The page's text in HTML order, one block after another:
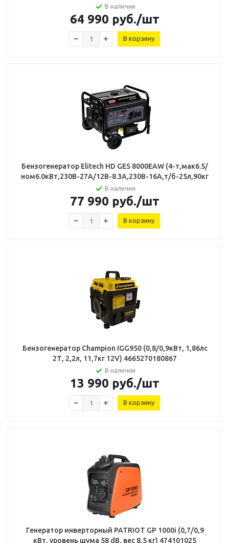
В наличии
64 990 руб./шт
В корзину
Бензогенератор Elitech HD GES 8000EAW (4-т,мак6.5/
ном6.0кВт,230В-27А/12В-8.3А,230В-16А,т/б-25л,90кг
В наличии
77 990 руб./шт
В корзину
Бензогенератор Champion IGG950 (0,8/0,9кВт, 1,86лс
2Т, 2,2л, 11,7кг 12V) 4665270180867
В наличии
13 990 руб./шт
В корзину
Генератор инверторный PATRIOT GP 1000i (0,7/0,9
кВт, уровень шума 58 dB, вес 8,5 кг) 474101025